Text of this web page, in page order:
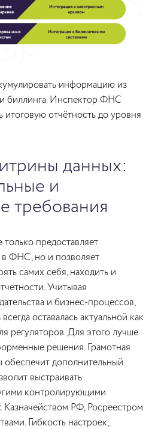
информацию из
и биллинга. Инспектор ФНС
отчётность до уровня
данных:
и
требования
предоставляет
ФНС, но и позволяет
самих себя, находить и
Учитывая
и бизнес-процессов,
оставалась актуальной как
регуляторов. Для этого лучше
решения. Грамотная
обеспечит дополнительный
выстраивать
контролирующими
Казначейством РФ, Росреестром
Гибкость настроек,